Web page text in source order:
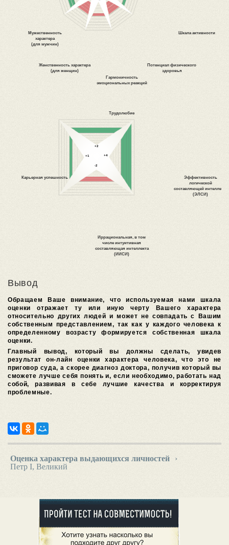
Вывод
Обращаем Ваше внимание, что используемая нами шкала
оценки отражает ту или иную черту Вашего характера
относительно других людей и может не совпадать с Вашим
собственным представлением, так как у каждого человека к
определенному возрасту формируется собственная шкала
оценки.
Главный вывод, который вы должны сделать, увидев
результат он-лайн оценки характера человека, что это не
приговор суда, а скорее диагноз доктора, получив который вы
сможете лучше себя понять и, если необходимо, работать над
собой, развивая в себе лучшие качества и корректируя
проблемные.
Оценка характера выдающихся личностей
›
Петр I, Великий